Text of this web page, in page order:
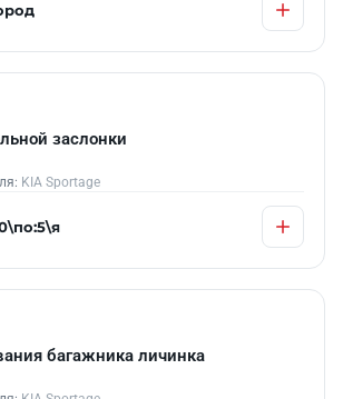
заслонки
KIA Sportage
багажника личинка